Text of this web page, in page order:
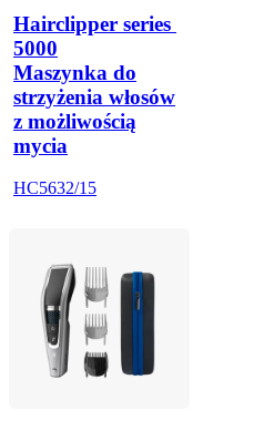
Hairclipper series
5000
Maszynka do
strzyżenia włosów
z możliwością
mycia
HC5632/15